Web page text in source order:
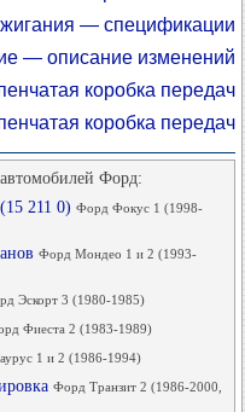
— спецификации
— описание изменений
коробка передач
коробка передач
Форд:
211 0) Форд Фокус 1 (1998-
Форд Мондео 1 и 2 (1993-
Эскорт 3 (1980-1985)
Фиеста 2 (1983-1989)
1 и 2 (1986-1994)
Форд Транзит 2 (1986-2000,